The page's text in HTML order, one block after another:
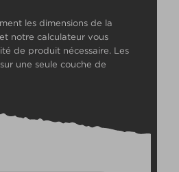
les dimensions de la
notre calculateur vous
de produit nécessaire. Les
une seule couche de